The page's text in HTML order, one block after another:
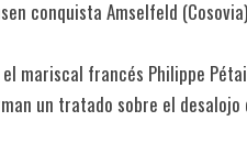
conquista Amselfeld
mariscal francés Philippe
un tratado sobre el desalojo